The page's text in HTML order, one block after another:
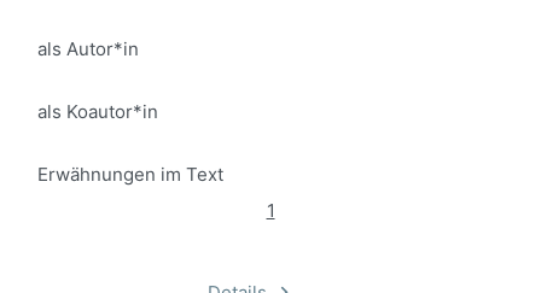
als Autor*in
als Koautor*in
Erwähnungen im Text
1